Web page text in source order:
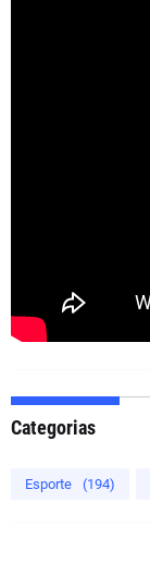
Categorias
Esporte (194)